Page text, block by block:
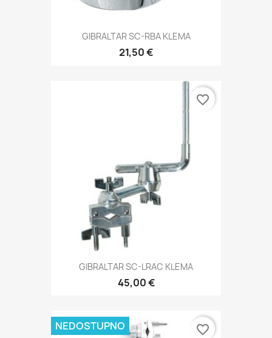
GIBRALTAR SC-RBA KLEMA
21,50 €
GIBRALTAR SC-LRAC KLEMA
45,00 €
favorite_border
NEDOSTUPNO favorite_border